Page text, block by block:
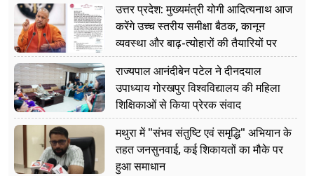
उत्तर प्रदेश: मुख्यमंत्री योगी आदित्यनाथ आज
करेंगे उच्च स्तरीय समीक्षा बैठक, कानून
व्यवस्था और बाढ़-त्योहारों की तैयारियों पर
नजर
राज्यपाल आनंदीबेन पटेल ने दीनदयाल
उपाध्याय गोरखपुर विश्वविद्यालय की महिला
शिक्षिकाओं से किया प्रेरक संवाद
मथुरा में "संभव संतुष्टि एवं समृद्धि" अभियान के
तहत जनसुनवाई, कई शिकायतों का मौके पर
हुआ समाधान